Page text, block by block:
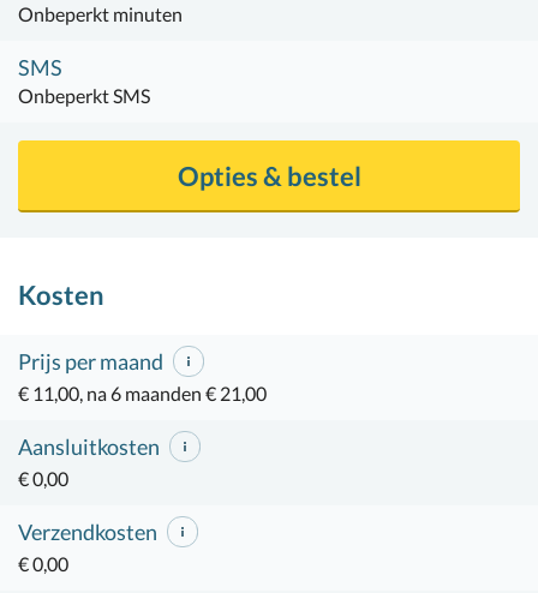
Onbeperkt minuten
SMS
Onbeperkt SMS
Opties & bestel
Kosten
Prijs per maand
€ 11,00, na 6 maanden € 21,00
Aansluitkosten
€ 0,00
Verzendkosten
€ 0,00